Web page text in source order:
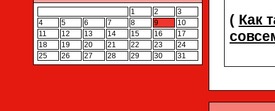
1 2
3
4
5 6 7 8 9
10
11
12 13 14 15 16
17
18
19 20 21 22 23
24
25
26 27 28 29 30 31
( Как